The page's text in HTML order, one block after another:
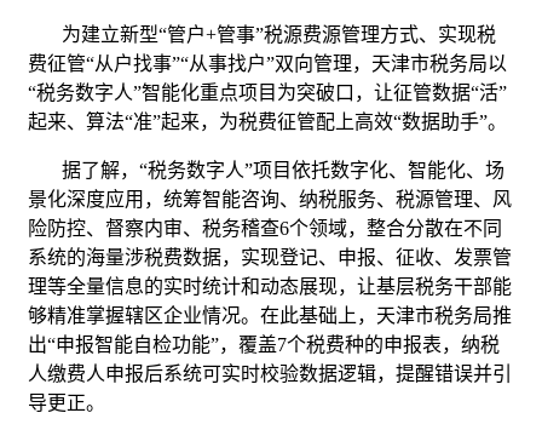
为建立新型“管户+管事”税源费源管理方式、实现税
费征管“从户找事”“从事找户”双向管理，天津市税务局以
“税务数字人”智能化重点项目为突破口，让征管数据“活”
起来、算法“准”起来，为税费征管配上高效“数据助手”。
据了解，“税务数字人”项目依托数字化、智能化、场
景化深度应用，统筹智能咨询、纳税服务、税源管理、风
险防控、督察内审、税务稽查6个领域，整合分散在不同
系统的海量涉税费数据，实现登记、申报、征收、发票管
理等全量信息的实时统计和动态展现，让基层税务干部能
够精准掌握辖区企业情况。在此基础上，天津市税务局推
出“申报智能自检功能”，覆盖7个税费种的申报表，纳税
人缴费人申报后系统可实时校验数据逻辑，提醒错误并引
导更正。